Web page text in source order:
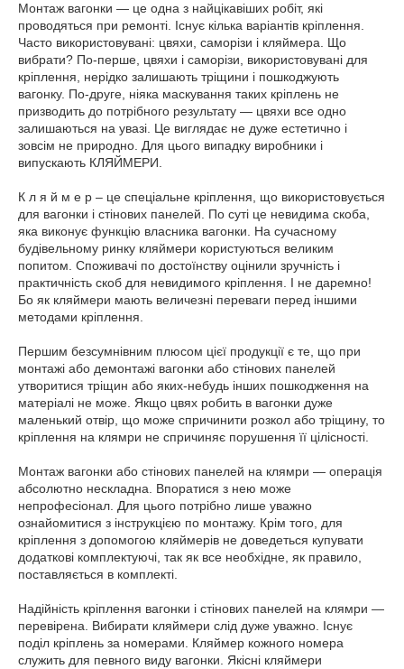
Монтаж вагонки — це одна з найцікавіших робіт, які
проводяться при ремонті. Існує кілька варіантів кріплення.
Часто використовувані: цвяхи, саморізи і кляймера. Що
вибрати? По-перше, цвяхи і саморізи, використовувані для
кріплення, нерідко залишають тріщини і пошкоджують
вагонку. По-друге, ніяка маскування таких кріплень не
призводить до потрібного результату — цвяхи все одно
залишаються на увазі. Це виглядає не дуже естетично і
зовсім не природно. Для цього випадку виробники і
випускають КЛЯЙМЕРИ.
К л я й м е р – це спеціальне кріплення, що використовується
для вагонки і стінових панелей. По суті це невидима скоба,
яка виконує функцію власника вагонки. На сучасному
будівельному ринку кляймери користуються великим
попитом. Споживачі по достоїнству оцінили зручність і
практичність скоб для невидимого кріплення. І не даремно!
Бо як кляймери мають величезні переваги перед іншими
методами кріплення.
Першим безсумнівним плюсом цієї продукції є те, що при
монтажі або демонтажі вагонки або стінових панелей
утворитися тріщин або яких-небудь інших пошкодження на
матеріалі не може. Якщо цвях робить в вагонки дуже
маленький отвір, що може спричинити розкол або тріщину, то
кріплення на клямри не спричиняє порушення її цілісності.
Монтаж вагонки або стінових панелей на клямри — операція
абсолютно нескладна. Впоратися з нею може
непрофесіонал. Для цього потрібно лише уважно
ознайомитися з інструкцією по монтажу. Крім того, для
кріплення з допомогою кляймерів не доведеться купувати
додаткові комплектуючі, так як все необхідне, як правило,
поставляється в комплекті.
Надійність кріплення вагонки і стінових панелей на клямри —
перевірена. Вибирати кляймери слід дуже уважно. Існує
поділ кріплень за номерами. Кляймер кожного номера
служить для певного виду вагонки. Якісні кляймери